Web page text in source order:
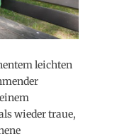
leichten
wieder traue,